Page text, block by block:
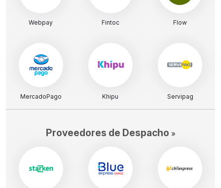
Webpay Fintoc Flow
MercadoPago Khipu Servipag
Proveedores de Despacho »